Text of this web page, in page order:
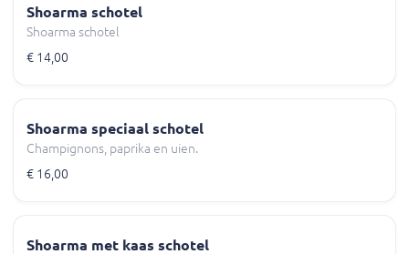
Shoarma schotel
Shoarma schotel
€ 14,00
Shoarma speciaal schotel
Champignons, paprika en uien.
€ 16,00
Shoarma met kaas schotel